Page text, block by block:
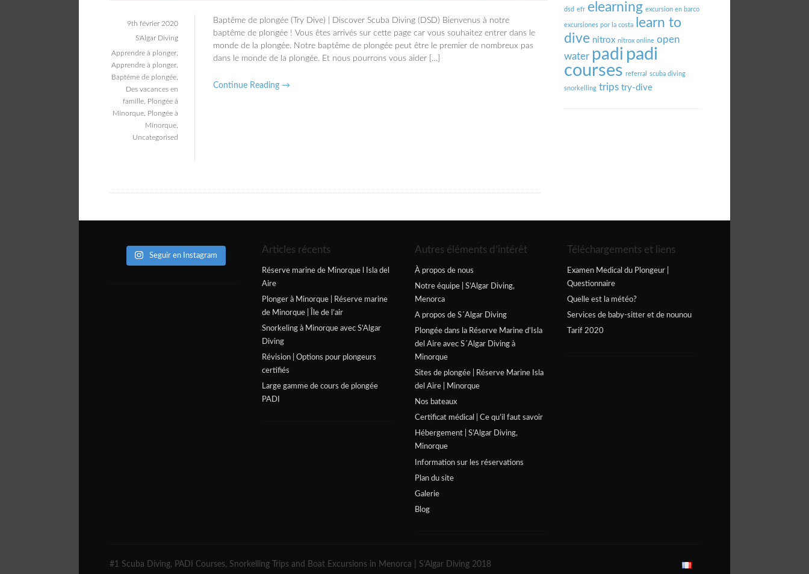
9th février 2020
S'Algar Diving
Apprendre à plonger
Apprendre à plonger
Baptême de plongée
Des vacances en
famille Plongée â
Minorque Plongée à
Minorque
Uncategorised
Baptême de plongée (Try Dive) | Discover Scuba Diving (DSD) Bienvenus à notre
baptême de plongée ! Vous êtes arrivés sur cette page car vous souhaitez entrer dans le
monde de la plongée. Notre baptême de plongée peut être le premier de nombreux pas
dans le monde de la plongée. Et nous pourrons vous aider […]
Continue Reading →
dsd efr elearning excursion en barco
excursiones por la costa
learn to
dive nitrox nitrox online open
water padi padi
courses referral scuba diving
snorkelling trips try-dive
Seguir en Instagram
Articles récents
Réserve marine de Minorque l Isla del
Aire
Plonger à Minorque | Réserve marine
de Minorque | Île de l’air
Snorkeling à Minorque avec S’Algar
Diving
Révision | Options pour plongeurs
certifiés
Large gamme de cours de plongée
PADI
Autres éléments d’intérêt
À propos de nous
Notre équipe | S’Algar Diving,
Menorca
A propos de S´Algar Diving
Plongée dans la Réserve Marine d’Isla
del Aire avec S´Algar Diving à
Minorque
Sites de plongée | Réserve Marine Isla
del Aire | Minorque
Nos bateaux
Certificat médical | Ce qu’il faut savoir
Hébergement | S’Algar Diving,
Minorque
Information sur les réservations
Plan du site
Galerie
Blog
Téléchargements et liens
Examen Medical du Plongeur |
Questionnaire
Quelle est la météo?
Services de baby-sitter et de nounou
Tarif 2020
#1 Scuba Diving, PADI Courses, Snorkelling Trips and Boat Excursions in Menorca | S'Algar Diving 2018